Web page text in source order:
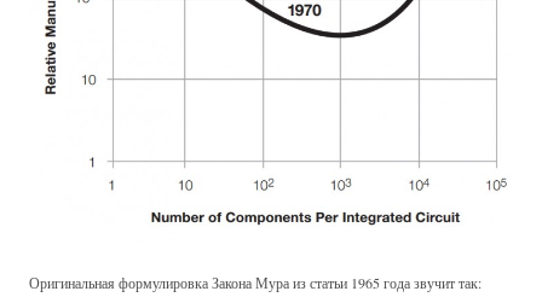
Оригинальная формулировка Закона Мура из статьи 1965 года звучит так: